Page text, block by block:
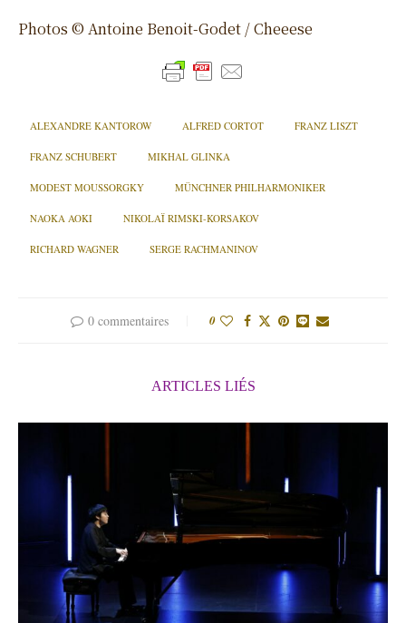
Photos © Antoine Benoit-Godet / Cheeese
ALEXANDRE KANTOROW ALFRED CORTOT FRANZ LISZT
FRANZ SCHUBERT MIKHAL GLINKA
MODEST MOUSSORGKY MÜNCHNER PHILHARMONIKER
NAOKA AOKI NIKOLAÏ RIMSKI-KORSAKOV
RICHARD WAGNER SERGE RACHMANINOV
0 commentaires 0
ARTICLES LIÉS